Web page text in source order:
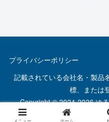
プライバシーポリシー
記載されている会社名・製品
標、または
Copyright © 2024-2026 ゆ